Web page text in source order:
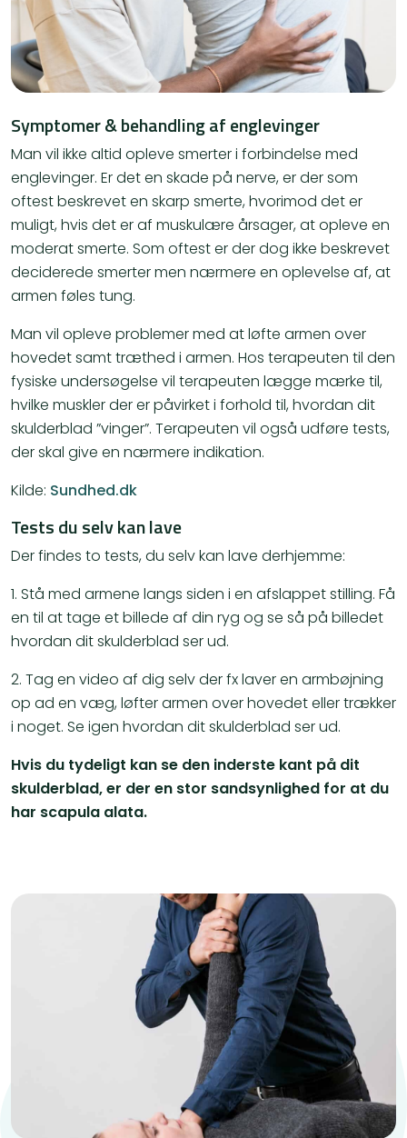
Symptomer & behandling af englevinger
Man vil ikke altid opleve smerter i forbindelse med
englevinger. Er det en skade på nerve, er der som
oftest beskrevet en skarp smerte, hvorimod det er
muligt, hvis det er af muskulære årsager, at opleve en
moderat smerte. Som oftest er der dog ikke beskrevet
deciderede smerter men nærmere en oplevelse af, at
armen føles tung.
Man vil opleve problemer med at løfte armen over
hovedet samt træthed i armen. Hos terapeuten til den
fysiske undersøgelse vil terapeuten lægge mærke til,
hvilke muskler der er påvirket i forhold til, hvordan dit
skulderblad ”vinger”. Terapeuten vil også udføre tests,
der skal give en nærmere indikation.
Kilde: Sundhed.dk
Tests du selv kan lave
Der findes to tests, du selv kan lave derhjemme:
1. Stå med armene langs siden i en afslappet stilling. Få
en til at tage et billede af din ryg og se så på billedet
hvordan dit skulderblad ser ud.
2. Tag en video af dig selv der fx laver en armbøjning
op ad en væg, løfter armen over hovedet eller trækker
i noget. Se igen hvordan dit skulderblad ser ud.
Hvis du tydeligt kan se den inderste kant på dit
skulderblad, er der en stor sandsynlighed for at du
har scapula alata.